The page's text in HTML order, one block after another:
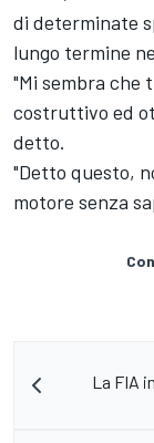
di determinate
lungo termine
"Mi sembra che
costruttivo ed
detto.
"Detto questo,
motore senza
La FIA